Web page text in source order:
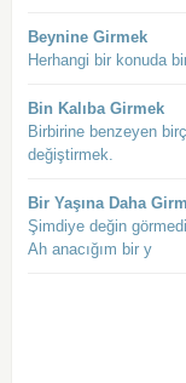
Beynine Girmek
Herhangi bir konuda
Bin Kalıba Girmek
Birbirine benzeyen
değiştirmek.
Bir Yaşına Daha
Şimdiye değin
Ah anacığım bir y